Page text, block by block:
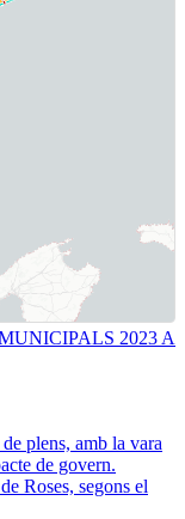
2023 A
Roses, segons el